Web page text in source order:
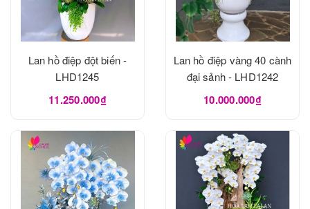
Lan hồ điệp đột biến -
LHD1245
11.250.000₫
Lan hồ điệp vàng 40 cành
đại sảnh - LHD1242
10.000.000₫